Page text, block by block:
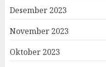
Desember 2023
November 2023
Oktober 2023